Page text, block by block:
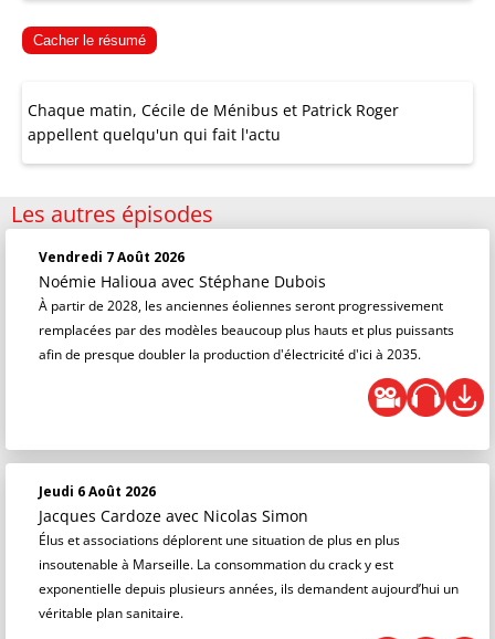
Cacher le résumé
Chaque matin, Cécile de Ménibus et Patrick Roger
appellent quelqu'un qui fait l'actu
Les autres épisodes
Vendredi 7 Août 2026
Noémie Halioua avec Stéphane Dubois
À partir de 2028, les anciennes éoliennes seront progressivement
remplacées par des modèles beaucoup plus hauts et plus puissants
afin de presque doubler la production d'électricité d'ici à 2035.
Jeudi 6 Août 2026
Jacques Cardoze avec Nicolas Simon
Élus et associations déplorent une situation de plus en plus
insoutenable à Marseille. La consommation du crack y est
exponentielle depuis plusieurs années, ils demandent aujourd’hui un
véritable plan sanitaire.